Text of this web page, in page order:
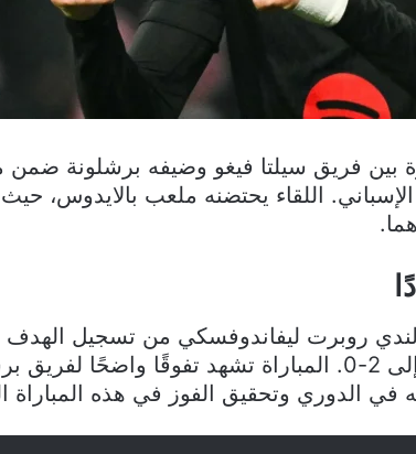
بين فريق سيلتا فيغو وضيفه برشلونة
اللقاء يحتضنه ملعب بالايدوس،
البولندي روبرت ليفاندوفسكي من تسجيل الهدف
لبرشلونة، مما عزز تقدم فريقه إلى 2-0. المباراة تشهد تفوقًا واضحًا
الدوري وتحقيق الفوز في هذه المباراة